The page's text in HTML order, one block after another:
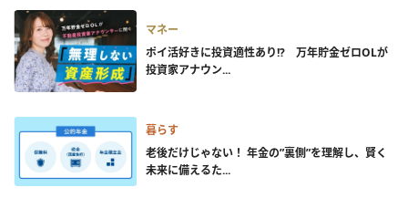
マネー
ポイ活好きに投資適性あり!? 万年貯金ゼロOLが
投資家アナウン...
暮らす
老後だけじゃない！ 年金の”裏側”を理解し、賢く
未来に備えるた...